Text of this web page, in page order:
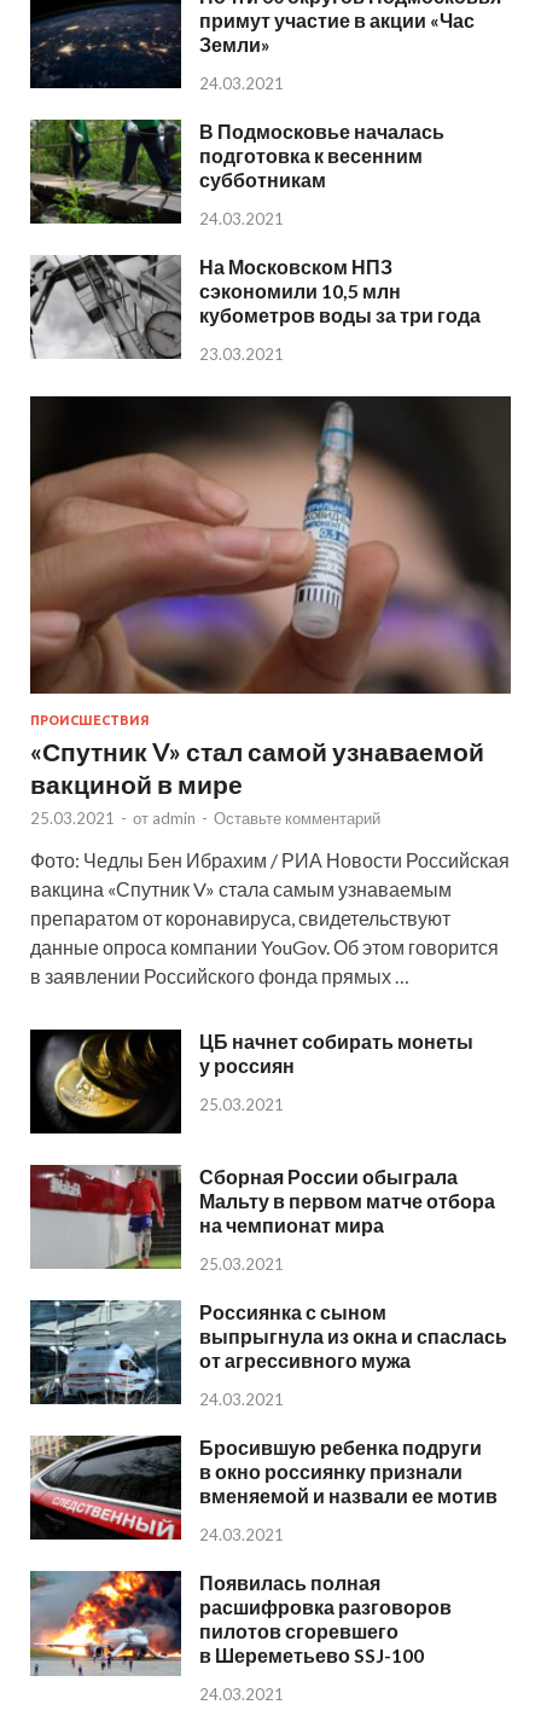
примут участие в акции «Час
Земли»
24.03.2021
В Подмосковье началась
подготовка к весенним
субботникам
24.03.2021
На Московском НПЗ
сэкономили 10,5 млн
кубометров воды за три года
23.03.2021
ПРОИСШЕСТВИЯ
«Спутник V» стал самой узнаваемой
вакциной в мире
25.03.2021 - от admin - Оставьте комментарий
Фото: Чедлы Бен Ибрахим / РИА Новости Российская
вакцина «Спутник V» стала самым узнаваемым
препаратом от коронавируса, свидетельствуют
данные опроса компании YouGov. Об этом говорится
в заявлении Российского фонда прямых …
ЦБ начнет собирать монеты
у россиян
25.03.2021
Сборная России обыграла
Мальту в первом матче отбора
на чемпионат мира
25.03.2021
Россиянка с сыном
выпрыгнула из окна и спаслась
от агрессивного мужа
24.03.2021
Бросившую ребенка подруги
в окно россиянку признали
вменяемой и назвали ее мотив
24.03.2021
Появилась полная
расшифровка разговоров
пилотов сгоревшего
в Шереметьево SSJ-100
24.03.2021